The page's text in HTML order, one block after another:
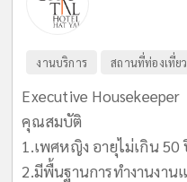
งานบริการ สถานที่ท่องเที่ยว
Executive Housekeeper
คุณสมบัติ
1.เพศหญิง อายุไม่เกิน 50
2.มีพื้นฐานการทำงานงา